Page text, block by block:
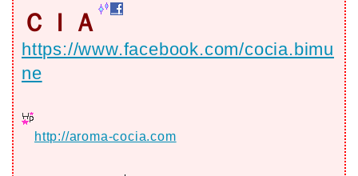
ＣＩＡ
https://www.facebook.com/cocia.bimu
ne
http://aroma-cocia.com